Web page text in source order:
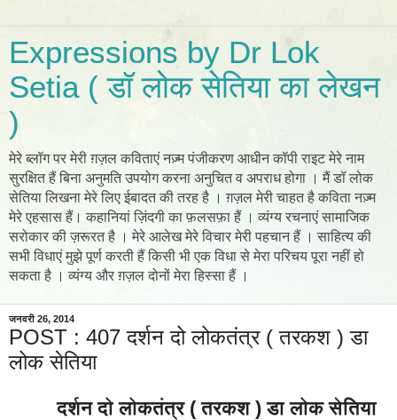
Expressions by Dr Lok
Setia ( डॉ लोक सेतिया का लेखन
)
मेरे ब्लॉग पर मेरी ग़ज़ल कविताएं नज़्म पंजीकरण आधीन कॉपी राइट मेरे नाम
सुरक्षित हैं बिना अनुमति उपयोग करना अनुचित व अपराध होगा । मैं डॉ लोक
सेतिया लिखना मेरे लिए ईबादत की तरह है । ग़ज़ल मेरी चाहत है कविता नज़्म
मेरे एहसास हैं। कहानियां ज़िंदगी का फ़लसफ़ा हैं । व्यंग्य रचनाएं सामाजिक
सरोकार की ज़रूरत है । मेरे आलेख मेरे विचार मेरी पहचान हैं । साहित्य की
सभी विधाएं मुझे पूर्ण करती हैं किसी भी एक विधा से मेरा परिचय पूरा नहीं हो
सकता है । व्यंग्य और ग़ज़ल दोनों मेरा हिस्सा हैं ।
जनवरी 26, 2014
POST : 407 दर्शन दो लोकतंत्र ( तरकश ) डा
लोक सेतिया
दर्शन दो लोकतंत्र ( तरकश ) डा लोक सेतिया